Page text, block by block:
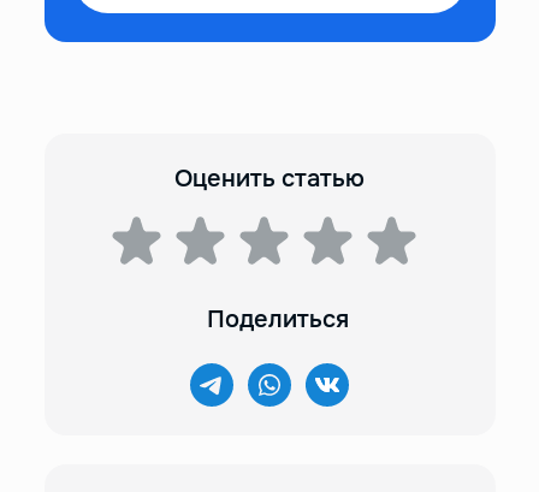
Оценить статью
Поделиться